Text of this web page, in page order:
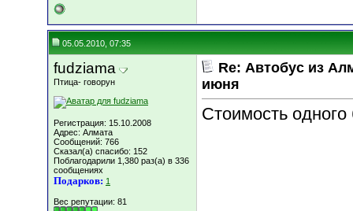
05.05.2010, 07:35
fudziama
Птица- говорун
Регистрация: 15.10.2008
Адрес: Алмата
Сообщений: 766
Сказал(а) спасибо: 152
Поблагодарили 1,380 раз(а) в 336
сообщениях
Подарков: 1
Вес репутации: 81
Re: Автобус из
июня
Стоимость одного